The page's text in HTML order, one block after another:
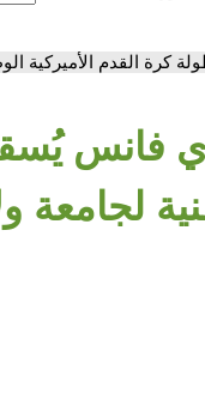
القدم الأميركية
فانس
لجامعة